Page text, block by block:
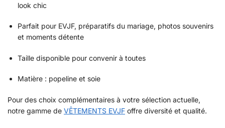
look chic
Parfait pour EVJF, préparatifs du mariage, photos souvenirs
et moments détente
Taille disponible pour convenir à toutes
Matière : popeline et soie
Pour des choix complémentaires à votre sélection actuelle,
notre gamme de VÊTEMENTS EVJF offre diversité et qualité.